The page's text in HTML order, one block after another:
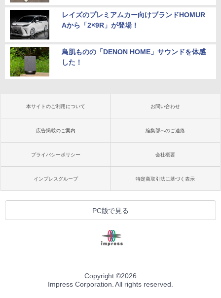
レイズのプレミアムカー向けブランドHOMUR
Aから「2×9R」が登場！
鳥肌ものの「DENON HOME」サウンドを体感
した！
本サイトのご利用について お問い合わせ
広告掲載のご案内 編集部へのご連絡
プライバシーポリシー 会社概要
インプレスグループ 特定商取引法に基づく表示
PC版で見る
Copyright ©2026
Impress Corporation. All rights reserved.